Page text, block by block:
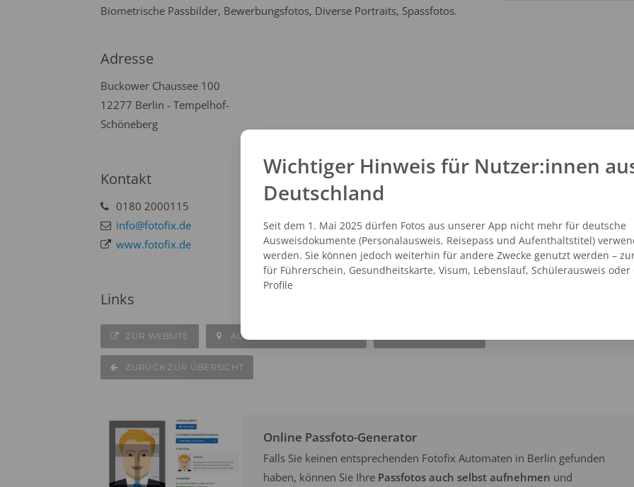
Biometrische Passbilder, Bewerbungsfotos, Diverse Portraits, Spassfotos.
Adresse
Buckower Chaussee 100
12277 Berlin - Tempelhof-
Schöneberg
Kontakt
0180 2000115
info@fotofix.de
www.fotofix.de
Links
ZUR WEBSITE AUF DER KARTE ANZEIGEN
ZURÜCK ZUR ÜBERSICHT
Online Passfoto-Generator
Falls Sie keinen entsprechenden Fotofix Automaten in Berlin gefunden
haben, können Sie Ihre Passfotos auch selbst aufnehmen und
Wichtiger Hinweis für Nutzer:innen
Deutschland
Seit dem 1. Mai 2025 dürfen Fotos aus unserer App nicht mehr für deutsche
Ausweisdokumente (Personalausweis, Reisepass und Aufenthaltstitel)
werden. Sie können jedoch weiterhin für andere Zwecke genutzt werden –
für Führerschein, Gesundheitskarte, Visum, Lebenslauf, Schülerausweis oder
Profile